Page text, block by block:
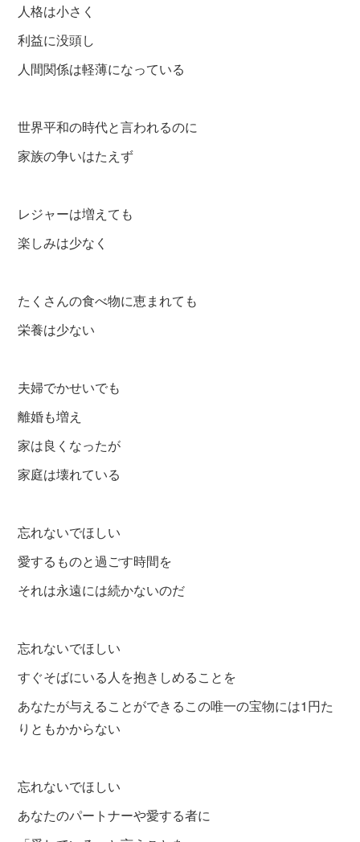
人格は小さく
利益に没頭し
人間関係は軽薄になっている
世界平和の時代と言われるのに
家族の争いはたえず
レジャーは増えても
楽しみは少なく
たくさんの食べ物に恵まれても
栄養は少ない
夫婦でかせいでも
離婚も増え
家は良くなったが
家庭は壊れている
忘れないでほしい
愛するものと過ごす時間を
それは永遠には続かないのだ
忘れないでほしい
すぐそばにいる人を抱きしめることを
あなたが与えることができるこの唯一の宝物には1円た
りともかからない
忘れないでほしい
あなたのパートナーや愛する者に